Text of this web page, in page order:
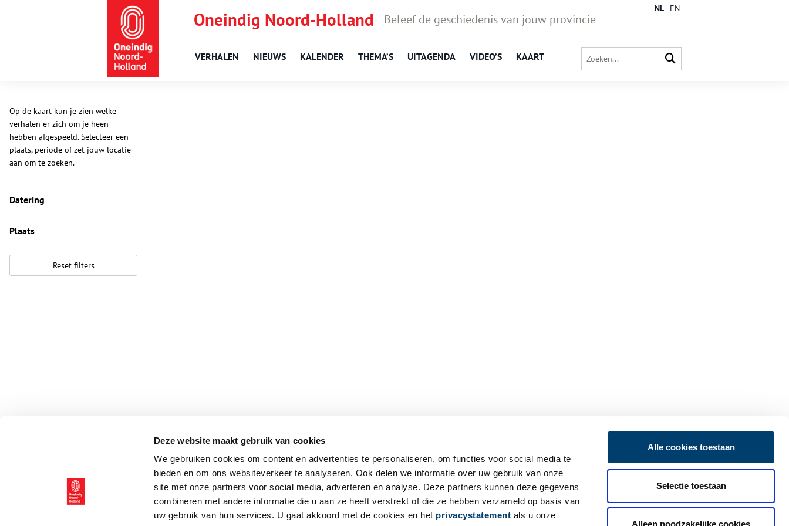
Deze website maakt gebruik van cookies
We gebruiken cookies om content en advertenties te personaliseren, om functies voor social media te
bieden en om ons websiteverkeer te analyseren. Ook delen we informatie over uw gebruik van onze
site met onze partners voor social media, adverteren en analyse. Deze partners kunnen deze gegevens
combineren met andere informatie die u aan ze heeft verstrekt of die ze hebben verzameld op basis van
uw gebruik van hun services. U gaat akkoord met de cookies en het privacystatement als u onze
Alle cookies toestaan
Selectie toestaan
Alleen noodzakelijke cookies
Oneindig Noord-Holland Beleef de geschiedenis van jouw provincie
VERHALEN NIEUWS KALENDER THEMA’S UITAGENDA VIDEO’S KAART
NL EN
Op de kaart kun je zien welke
verhalen er zich om je heen
hebben afgespeeld. Selecteer een
plaats, periode of zet jouw locatie
aan om te zoeken.
Datering
Plaats
Reset filters